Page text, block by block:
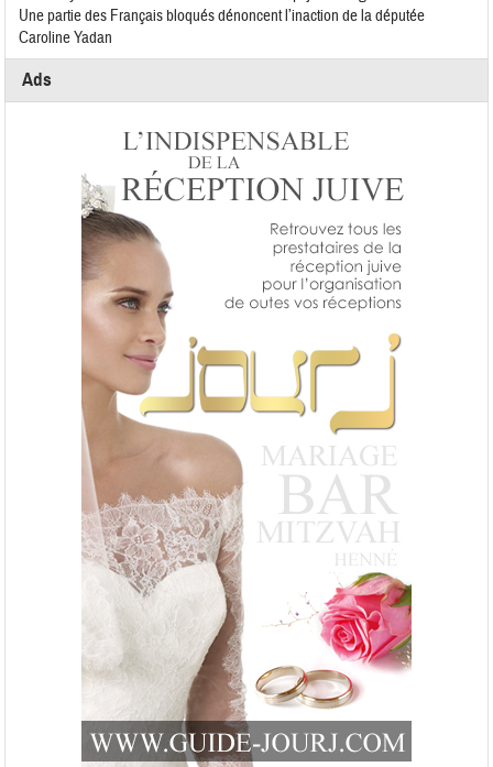
Une partie des Français bloqués dénoncent l’inaction de la députée
Caroline Yadan
Ads